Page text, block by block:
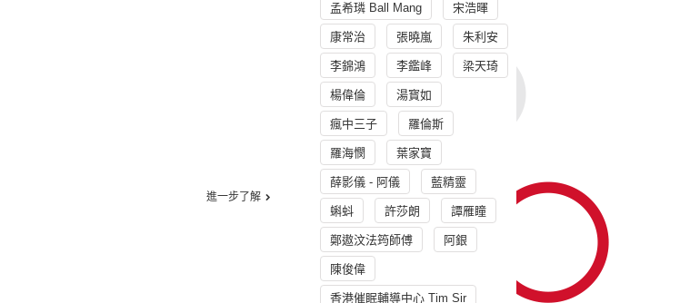
進一步了解
孟希璘 Ball Mang 宋浩暉
康常治 張曉嵐 朱利安
李錦鴻 李鑑峰 梁天琦
楊偉倫 湯寳如
瘋中三子 羅倫斯
羅海憫 葉家寶
薛影儀 - 阿儀 藍精靈
蝌蚪 許莎朗 譚雁瞳
鄭遨汶法筠師傅 阿銀
陳俊偉
香港催眠輔導中心 Tim Sir